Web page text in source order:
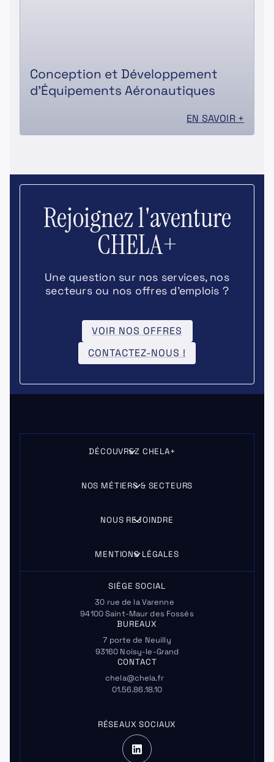
Conception et Développement
d’Équipements Aéronautiques
EN SAVOIR +
Rejoignez l'aventure
CHELA+
Une question sur nos services, nos
secteurs ou nos offres d’emplois ?
VOIR NOS OFFRES
CONTACTEZ-NOUS !
DÉCOUVREZ CHELA+
NOS MÉTIERS & SECTEURS
NOUS REJOINDRE
MENTIONS LÉGALES
RÉSEAUX SOCIAUX
SIÈGE SOCIAL
30 rue de la Varenne
94100 Saint-Maur des Fossés
BUREAUX
7 porte de Neuilly
93160 Noisy-le-Grand
CONTACT
chela@chela.fr
01.56.86.18.10